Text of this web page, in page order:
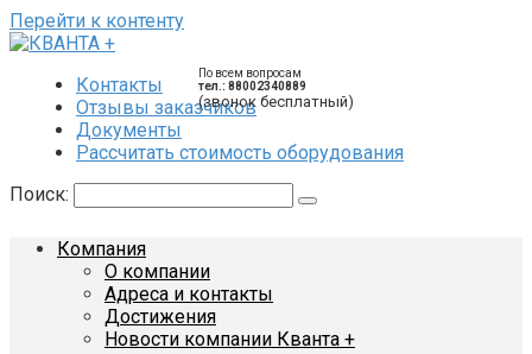
Перейти к контенту
По всем вопросам
тел.: 88002340889
(звонок бесплатный)
Контакты
Отзывы заказчиков
Документы
Рассчитать стоимость оборудования
Поиск:
Компания
О компании
Адреса и контакты
Достижения
Новости компании Кванта +